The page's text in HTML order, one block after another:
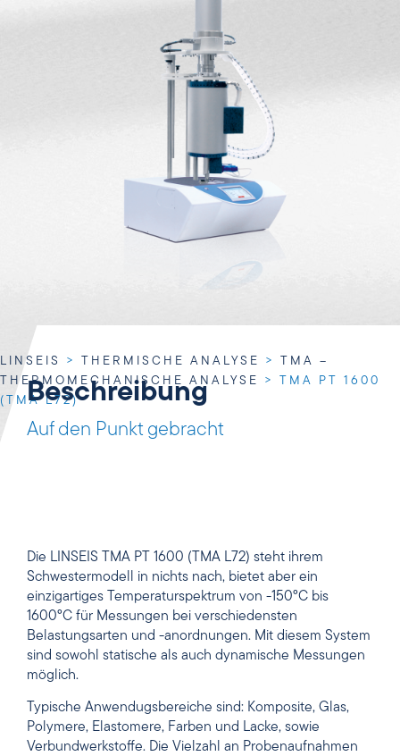
LINSEIS > THERMISCHE ANALYSE >
TMA –
THERMOMECHANISCHE ANALYSE
>
TMA PT 1600
(TMA L72)
Beschreibung
Auf den Punkt gebracht
Die LINSEIS TMA PT 1600 (TMA L72) steht ihrem
Schwestermodell in nichts nach, bietet aber ein
einzigartiges Temperaturspektrum von -150°C bis
1600°C für Messungen bei verschiedensten
Belastungsarten und -anordnungen. Mit diesem System
sind sowohl statische als auch dynamische Messungen
möglich.
Typische Anwendugsbereiche sind: Komposite, Glas,
Polymere, Elastomere, Farben und Lacke, sowie
Verbundwerkstoffe. Die Vielzahl an Probenaufnahmen